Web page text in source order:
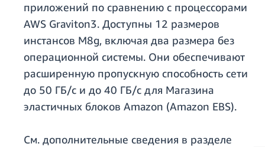
приложений по сравнению с процессорами
AWS Graviton3. Доступны 12 размеров
инстансов M8g, включая два размера без
операционной системы. Они обеспечивают
расширенную пропускную способность сети
до 50 ГБ/с и до 40 ГБ/с для Магазина
эластичных блоков Amazon (Amazon EBS).
См. дополнительные сведения в разделе